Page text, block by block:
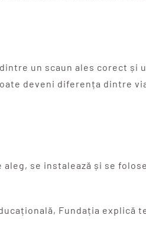
un scaun ales corect
deveni diferența dintre
se instalează și se
Fundația explică